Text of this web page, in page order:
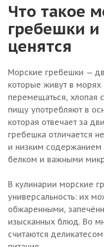
Что такое
гребешки
ценятся
Морские гребешки —
которые живут в морях
перемещаться, хлопая
пищу употребляют в
которая отвечает за
гребешка отличается
и низким содержанием
белком и важными
В кулинарии морские
универсальность: их
обжаренными,
изысканных блюд. Во
считаются